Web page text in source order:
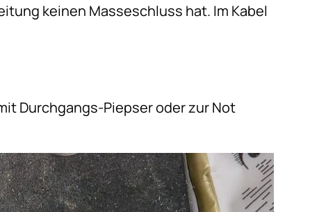
keinen Masseschluss hat. Im Kabel
Durchgangs-Piepser oder zur Not